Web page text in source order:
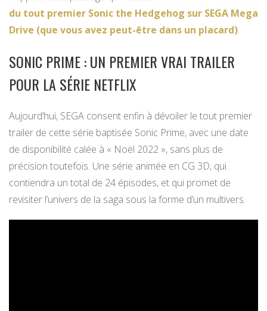
du tout premier Sonic the Hedgehog sur SEGA Mega
Drive (que vous avez peut-être dans un placard).
SONIC PRIME : UN PREMIER VRAI TRAILER
POUR LA SÉRIE NETFLIX
Aujourd’hui, SEGA consent enfin à dévoiler le tout premier
trailer de cette série baptisée Sonic Prime, avec une date
de disponibilité calée à « Noël 2022 », sans plus de
précision toutefois. Une série animée en CG 3D, qui
contiendra un total de 24 épisodes, et qui promet de
revisiter l’univers de la saga sous la forme d’un multivers.